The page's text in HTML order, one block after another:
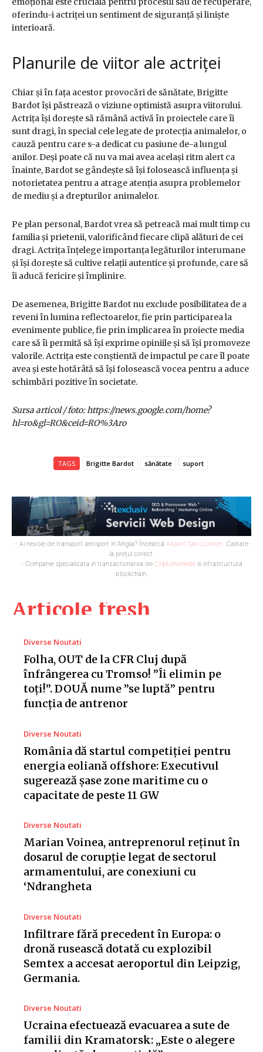
Articole fresh
Diverse Noutati
Folha, OUT de la CFR Cluj după
înfrângerea cu Tromso! ”Îi elimin pe
toți!”. DOUĂ nume ”se luptă” pentru
funcția de antrenor
Diverse Noutati
România dă startul competiției pentru
energia eoliană offshore: Executivul
sugerează șase zone maritime cu o
capacitate de peste 11 GW
Diverse Noutati
Marian Voinea, antreprenorul reținut în
dosarul de corupție legat de sectorul
armamentului, are conexiuni cu
‘Ndrangheta
Diverse Noutati
Infiltrare fără precedent în Europa: o
dronă rusească dotată cu explozibil
Semtex a accesat aeroportul din Leipzig,
Germania.
Diverse Noutati
Ucraina efectuează evacuarea a sute de
familii din Kramatorsk: „Este o alegere
oferindu-i actriței un sentiment de siguranță și liniște
interioară.
Planurile de viitor ale actriței
Chiar și în fața acestor provocări de sănătate, Brigitte
Bardot își păstrează o viziune optimistă asupra viitorului.
Actrița își dorește să rămână activă în proiectele care îi
sunt dragi, în special cele legate de protecția animalelor, o
cauză pentru care s-a dedicat cu pasiune de-a lungul
anilor. Deși poate că nu va mai avea același ritm alert ca
înainte, Bardot se gândește să își folosească influența și
notorietatea pentru a atrage atenția asupra problemelor
de mediu și a drepturilor animalelor.
Pe plan personal, Bardot vrea să petreacă mai mult timp cu
familia și prietenii, valorificând fiecare clipă alături de cei
dragi. Actrița înțelege importanța legăturilor interumane
și își dorește să cultive relații autentice și profunde, care să
îi aducă fericire și împlinire.
De asemenea, Brigitte Bardot nu exclude posibilitatea de a
reveni în lumina reflectoarelor, fie prin participarea la
evenimente publice, fie prin implicarea în proiecte media
care să îi permită să își exprime opiniile și să își promoveze
valorile. Actrița este conștientă de impactul pe care îl poate
avea și este hotărâtă să își folosească vocea pentru a aduce
schimbări pozitive în societate.
Sursa articol / foto: https://news.google.com/home?
hl=ro&gl=RO&ceid=RO%3Aro
TAGS Brigitte Bardot sănătate suport
- Ai nevoie de transport aeroport in Anglia? Încearcă Airport Taxi London. Calitate
la prețul corect.
- Companie specializata in tranzactionarea de Criptomonede si infrastructura
blockchain.